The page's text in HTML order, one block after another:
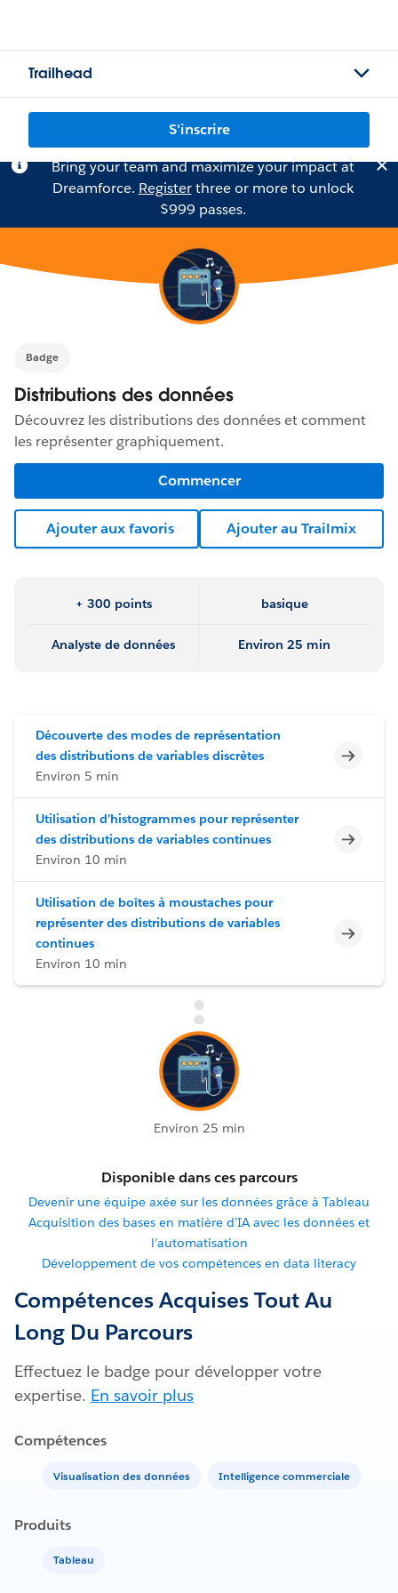
Trailhead
S'inscrire
Bring your team and maximize your impact at
Dreamforce. Registerthree or more to unlock
$999 passes.
Badge
Distributions des données
Découvrez les distributions des données et comment
les représenter graphiquement.
Commencer
Ajouter aux favoris Ajouter au Trailmix
+ 300 points basique
Analyste de données Environ 25 min
Découverte des modes de représentation
des distributions de variables discrètes
Environ 5 min
Utilisation d’histogrammes pour représenter
des distributions de variables continues
Environ 10 min
Utilisation de boîtes à moustaches pour
représenter des distributions de variables
continues
Environ 10 min
Environ 25 min
Disponible dans ces parcours
Devenir une équipe axée sur les données grâce à Tableau
Acquisition des bases en matière d’IA avec les données et
l’automatisation
Développement de vos compétences en data literacy
Compétences Acquises Tout Au
Long Du Parcours
Effectuez le badge pour développer votre
expertise. En savoir plus
Compétences
Visualisation des données Intelligence commerciale
Produits
Tableau